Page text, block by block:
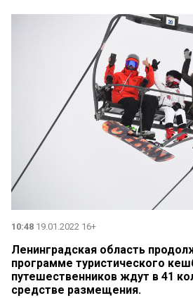
10:48 19.01.2022 16+
Ленинградская область
программе туристического
путешественников ждут в 41
средстве размещения.